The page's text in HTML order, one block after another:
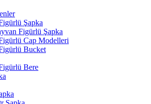
Şapka
Figürlü Şapka
Cap Modelleri
Bucket
Bere